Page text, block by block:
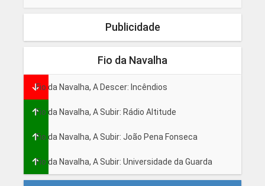
Publicidade
Fio da Navalha
Fio da Navalha, A Descer: Incêndios
Fio da Navalha, A Subir: Rádio Altitude
Fio da Navalha, A Subir: João Pena Fonseca
Fio da Navalha, A Subir: Universidade da Guarda